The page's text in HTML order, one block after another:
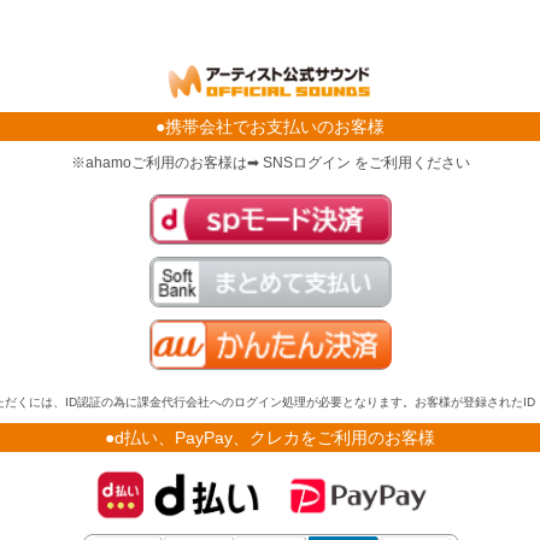
●携帯会社でお支払いのお客様
※ahamoご利用のお客様は➡ SNSログイン をご利用ください
くには、ID認証の為に課金代行会社へのログイン処理が必要となります。お客様が登録されたID
●d払い、PayPay、クレカをご利用のお客様